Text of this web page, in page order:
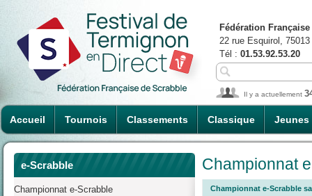
Accueil Tournois Classements Classique Jeunes
Fédération
22 rue Esquirol,
Tél : 01.53.92.53.20
Il y a actuellement
e-Scrabble
Championnat e-Scrabble
Championnat
Championnat e-Scrabble